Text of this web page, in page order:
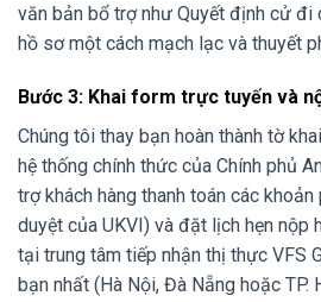
văn bản bổ trợ như Quyết định cử đi
hồ sơ một cách mạch lạc và thuyết
Bước 3: Khai form trực tuyến và
Chúng tôi thay bạn hoàn thành tờ
hệ thống chính thức của Chính phủ
trợ khách hàng thanh toán các
duyệt của UKVI) và đặt lịch hẹn nộp
tại trung tâm tiếp nhận thị thực VFS
bạn nhất (Hà Nội, Đà Nẵng hoặc TP.